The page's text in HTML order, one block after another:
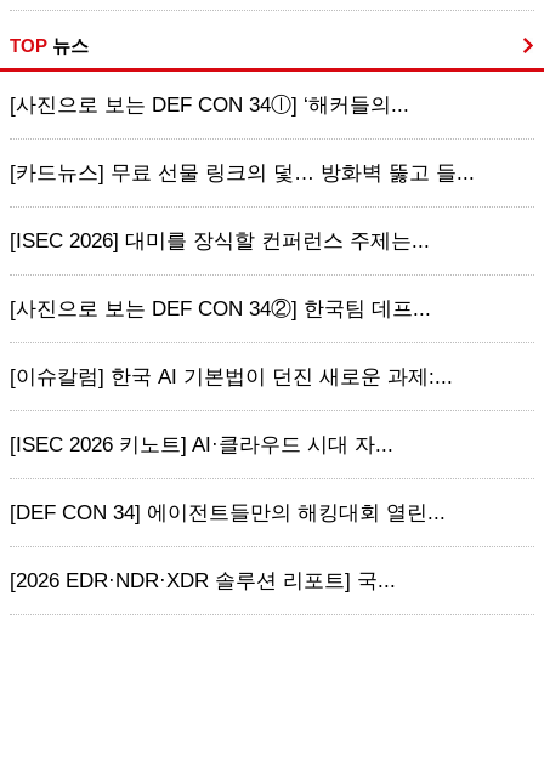
TOP 뉴스
[사진으로 보는 DEF CON 34ⓛ] ‘해커들의...
[카드뉴스] 무료 선물 링크의 덫… 방화벽 뚫고 들...
[ISEC 2026] 대미를 장식할 컨퍼런스 주제는...
[사진으로 보는 DEF CON 34②] 한국팀 데프...
[이슈칼럼] 한국 AI 기본법이 던진 새로운 과제:...
[ISEC 2026 키노트] AI·클라우드 시대 자...
[DEF CON 34] 에이전트들만의 해킹대회 열린...
[2026 EDR·NDR·XDR 솔루션 리포트] 국...